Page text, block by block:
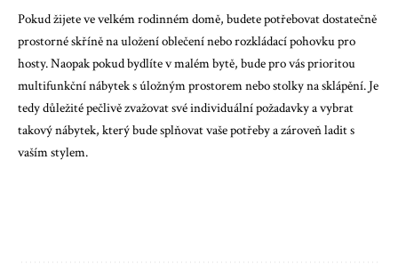
Pokud žijete ve velkém rodinném domě, budete potřebovat dostatečně
prostorné skříně na uložení oblečení nebo rozkládací pohovku pro
hosty. Naopak pokud bydlíte v malém bytě, bude pro vás prioritou
multifunkční nábytek s úložným prostorem nebo stolky na sklápění. Je
tedy důležité pečlivě zvažovat své individuální požadavky a vybrat
takový nábytek, který bude splňovat vaše potřeby a zároveň ladit s
vaším stylem.